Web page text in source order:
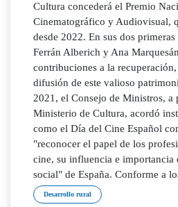
Cultura concederá el Premio
Cinematográfico y Audiovisual,
desde 2022. En sus dos
Ferrán Alberich y Ana
contribuciones a la
difusión de este valioso
2021, el Consejo de Ministros, a
Ministerio de Cultura, acordó
como el Día del Cine Español
"reconocer el papel de los
cine, su influencia e
social" de España. Conforme a
Desarrollo rural